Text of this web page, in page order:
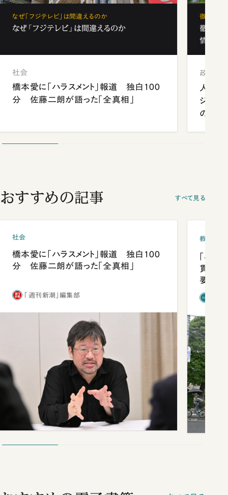
なぜ「フジテレビ」は間違えるのか
なぜ「フジテレビ」は間違えるのか
社会
橋本愛に「ハラスメント」報道 独白100
分 佐藤二朗が語った「全真相」
徹底解剖
徹底解
情報局」
政治
人事、
ジェン
の難題
おすすめの記事 すべて見る
社会
橋本愛に「ハラスメント」報道 独白100
分 佐藤二朗が語った「全真相」
「週刊新潮」編集部
教育
「早
貫校へ
要だっ